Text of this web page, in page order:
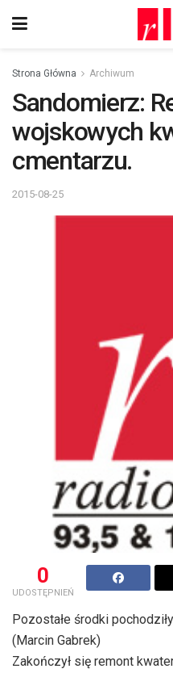
Strona Główna Archiwum
Sandomierz:
wojskowych
cmentarzu.
2015-08-25
0
UDOSTĘPNIEŃ
Pozostałe środki
(Marcin Gabrek)
Zakończył się remont